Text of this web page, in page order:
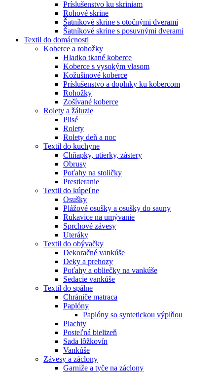
Príslušenstvo ku skriniam
Rohové skrine
Šatníkové skrine s otočnými dverami
Šatníkové skrine s posuvnými dverami
Textil do domácnosti
Koberce a rohožky
Hladko tkané koberce
Koberce s vysokým vlasom
Kožušinové koberce
Príslušenstvo a doplnky ku kobercom
Rohožky
Zošívané koberce
Rolety a žáluzie
Plisé
Rolety
Rolety deň a noc
Textil do kuchyne
Chňapky, utierky, zástery
Obrusy
Poťahy na stoličky
Prestieranie
Textil do kúpeľne
Osušky
Plážové osušky a osušky do sauny
Rukavice na umývanie
Sprchové závesy
Uteráky
Textil do obývačky
Dekoračné vankúše
Deky a prehozy
Poťahy a obliečky na vankúše
Sedacie vankúše
Textil do spálne
Chrániče matraca
Paplóny
Paplóny so syntetickou výplňou
Plachty
Posteľná bielizeň
Sada lôžkovín
Vankúše
Závesy a záclony
Garniže a tyče na záclony